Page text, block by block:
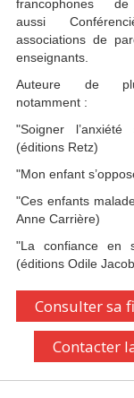
francophones
aussi
associations de
enseignants.
Auteure de
notamment :
"Soigner
(éditions Retz)
"Mon enfant
"Ces enfants
Anne Carrière)
"La confiance en
(éditions Odile
Consulter sa
Contacter